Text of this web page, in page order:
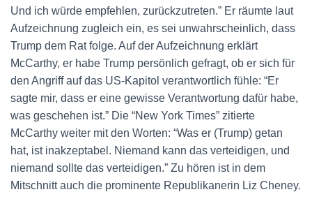
Und ich würde empfehlen, zurückzutreten.” Er räumte laut
Aufzeichnung zugleich ein, es sei unwahrscheinlich, dass
Trump dem Rat folge. Auf der Aufzeichnung erklärt
McCarthy, er habe Trump persönlich gefragt, ob er sich für
den Angriff auf das US-Kapitol verantwortlich fühle: “Er
sagte mir, dass er eine gewisse Verantwortung dafür habe,
was geschehen ist.” Die “New York Times” zitierte
McCarthy weiter mit den Worten: “Was er (Trump) getan
hat, ist inakzeptabel. Niemand kann das verteidigen, und
niemand sollte das verteidigen.” Zu hören ist in dem
Mitschnitt auch die prominente Republikanerin Liz Cheney.